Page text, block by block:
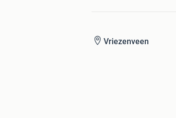
Vriezenveen